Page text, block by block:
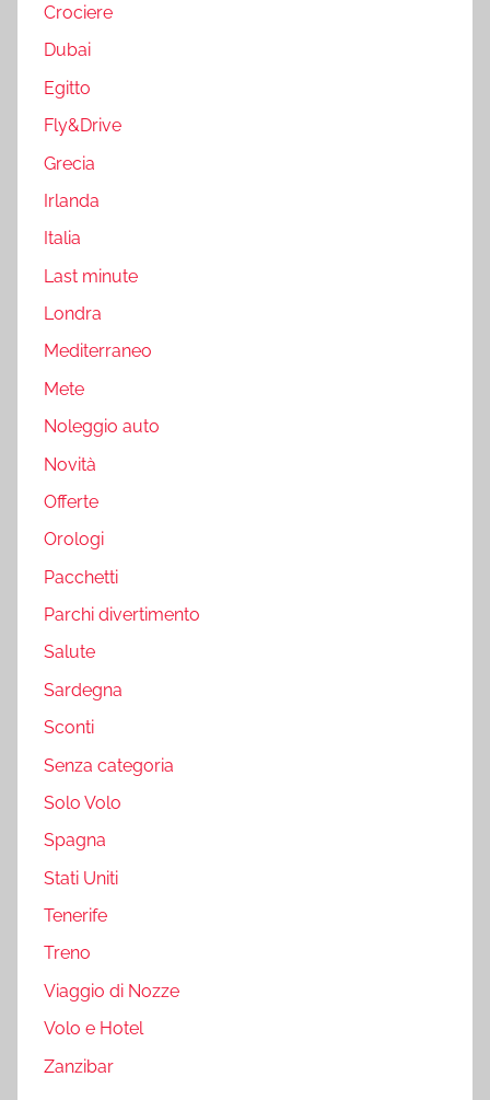
Crociere
Dubai
Egitto
Fly&Drive
Grecia
Irlanda
Italia
Last minute
Londra
Mediterraneo
Mete
Noleggio auto
Novità
Offerte
Orologi
Pacchetti
Parchi divertimento
Salute
Sardegna
Sconti
Senza categoria
Solo Volo
Spagna
Stati Uniti
Tenerife
Treno
Viaggio di Nozze
Volo e Hotel
Zanzibar